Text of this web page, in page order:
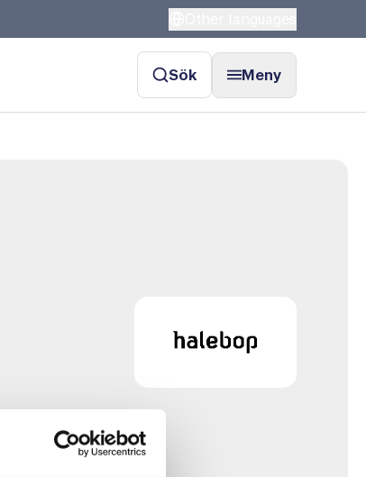
Sök Meny